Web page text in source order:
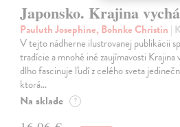
Japonsko. Krajina
Pauluth Josephine, Bohnke Christin |
V tejto nádherne ilustrovanej publikácii
tradície a mnohé iné zaujímavosti Krajina
dlho fascinuje ľudí z celého sveta
ktorá…
Na sklade ?